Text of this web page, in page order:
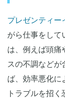
メリ
メリッ
測定方
プレゼンティー
がら仕事をして
は、例えば頭痛
スの不調などが
ば、効率悪化に
トラブルを招く